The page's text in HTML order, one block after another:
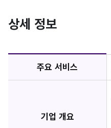
상세 정보
주요 서비스
기업 개요